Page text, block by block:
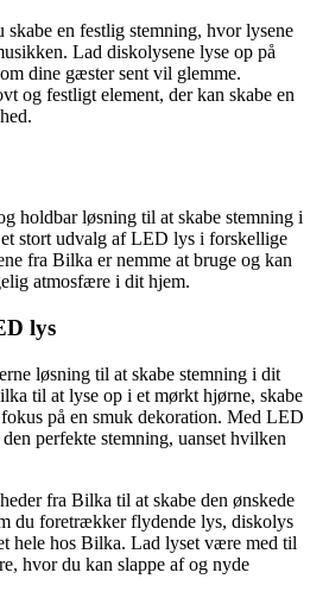
en festlig stemning, hvor lysene
Lad diskolysene lyse op på
dine gæster sent vil glemme.
og festligt element, der kan skabe en
holdbar løsning til at skabe stemning i
stort udvalg af LED lys i forskellige
fra Bilka er nemme at bruge og kan
atmosfære i dit hjem.
lys
løsning til at skabe stemning i dit
til at lyse op i et mørkt hjørne, skabe
på en smuk dekoration. Med LED
perfekte stemning, uanset hvilken
fra Bilka til at skabe den ønskede
du foretrækker flydende lys, diskolys
hele hos Bilka. Lad lyset være med til
hvor du kan slappe af og nyde